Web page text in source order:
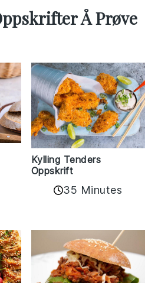
Å Prøve
Kylling Tenders
Oppskrift
35 Minutes